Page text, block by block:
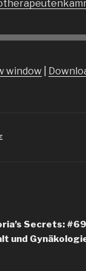
window
Secrets: #69
und